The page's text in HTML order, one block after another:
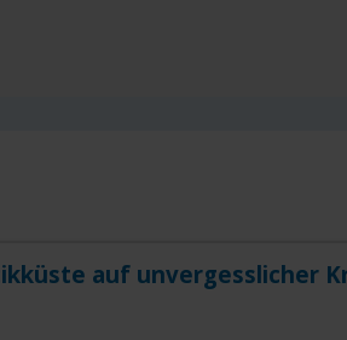
auf unvergesslicher